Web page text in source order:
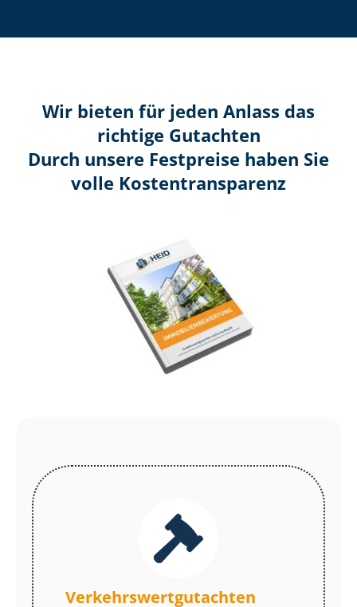
Wir bieten für jeden Anlass das
richtige Gutachten
Durch unsere Festpreise haben Sie
volle Kosten­transparenz
Ver­kehrs­wert­gut­ach­ten